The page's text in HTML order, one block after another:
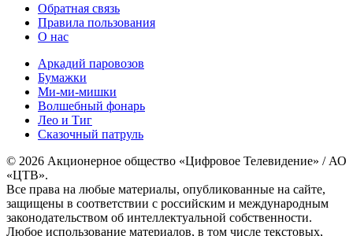
Обратная связь
Правила пользования
О нас
Аркадий паровозов
Бумажки
Ми-ми-мишки
Волшебный фонарь
Лео и Тиг
Сказочный патруль
© 2026 Акционерное общество «Цифровое Телевидение» / АО
«ЦТВ».
Все права на любые материалы, опубликованные на сайте,
защищены в соответствии с российским и международным
законодательством об интеллектуальной собственности.
Любое использование материалов, в том числе текстовых,